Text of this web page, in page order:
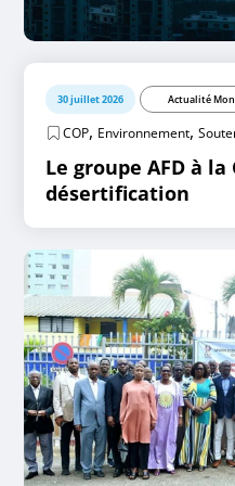
30 juillet 2026 Actualité
COP, Environnement,
Le groupe AFD à la
désertification